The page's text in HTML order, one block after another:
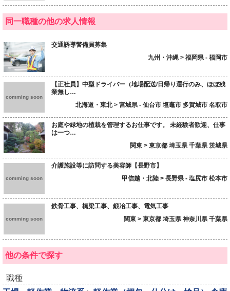
同一職種の他の求人情報
交通誘導警備員募集
九州・沖縄 > 福岡県 - 福岡市
comming soon
【正社員】中型ドライバー（地場配送/日帰り運行のみ、ほぼ残
業無し…
北海道・東北 > 宮城県 - 仙台市 塩竈市 多賀城市 名取市
お庭や緑地の植栽を管理するお仕事です。 未経験者歓迎、仕事
は一つ…
関東 > 東京都 埼玉県 千葉県 茨城県
comming soon
介護施設等に訪問する美容師【長野市】
甲信越・北陸 > 長野県 - 塩尻市 松本市
comming soon
鉄骨工事、橋梁工事、鍛冶工事、電気工事
関東 > 東京都 埼玉県 神奈川県 千葉県
他の条件で探す
職種